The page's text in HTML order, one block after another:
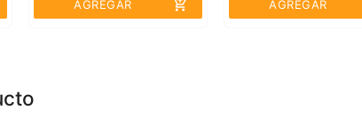
AGREGAR add_shopping_cart AGREGAR